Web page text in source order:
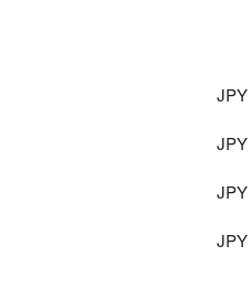
JPY
JPY
JPY
JPY